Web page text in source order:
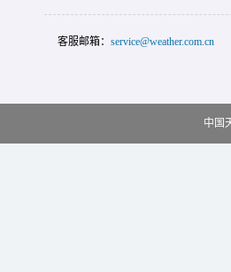
客服邮箱： service@weather.com.cn
中国